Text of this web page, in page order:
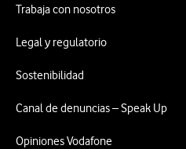
Trabaja con nosotros
Legal y regulatorio
Sostenibilidad
Canal de denuncias – Speak Up
Opiniones Vodafone